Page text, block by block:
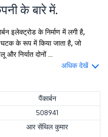
के बारे में.
इलेक्ट्रोड के निर्माण में लगी है,
के रूप में किया जाता है, जो
और निर्यात दोनों ...
अधिक देखें
पैंकार्बन
508941
आर सेंथिल कुमार